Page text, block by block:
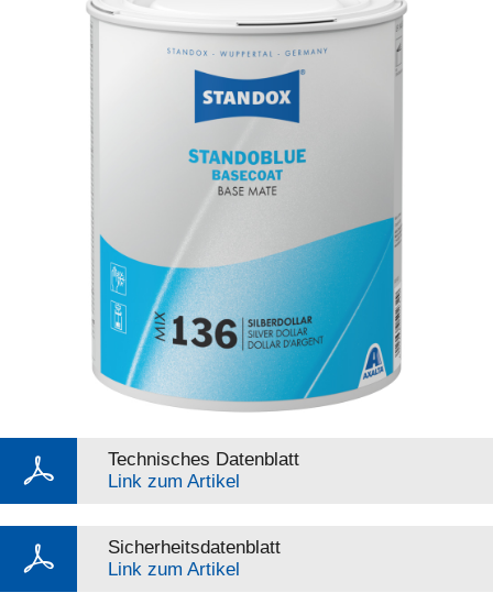
Technisches Datenblatt
Link zum Artikel
Sicherheitsdatenblatt
Link zum Artikel